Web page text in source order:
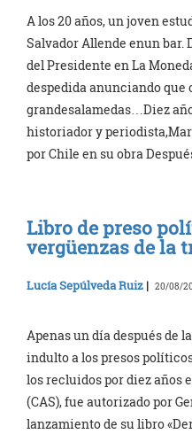
A los 20 años, un joven
Salvador Allende enun bar.
del Presidente en La
despedida anunciando
grandesalamedas…Diez
historiador y
por Chile en su obra
Libro de preso
vergüenzas de la
Lucía Sepúlveda Ruiz | 20/08/
Apenas un día después de
indulto a los presos
los recluidos por diez años
(CAS), fue autorizado por
lanzamiento de su libro